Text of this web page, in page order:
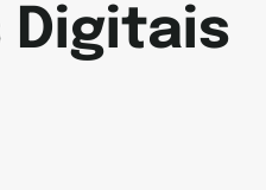
Digitais